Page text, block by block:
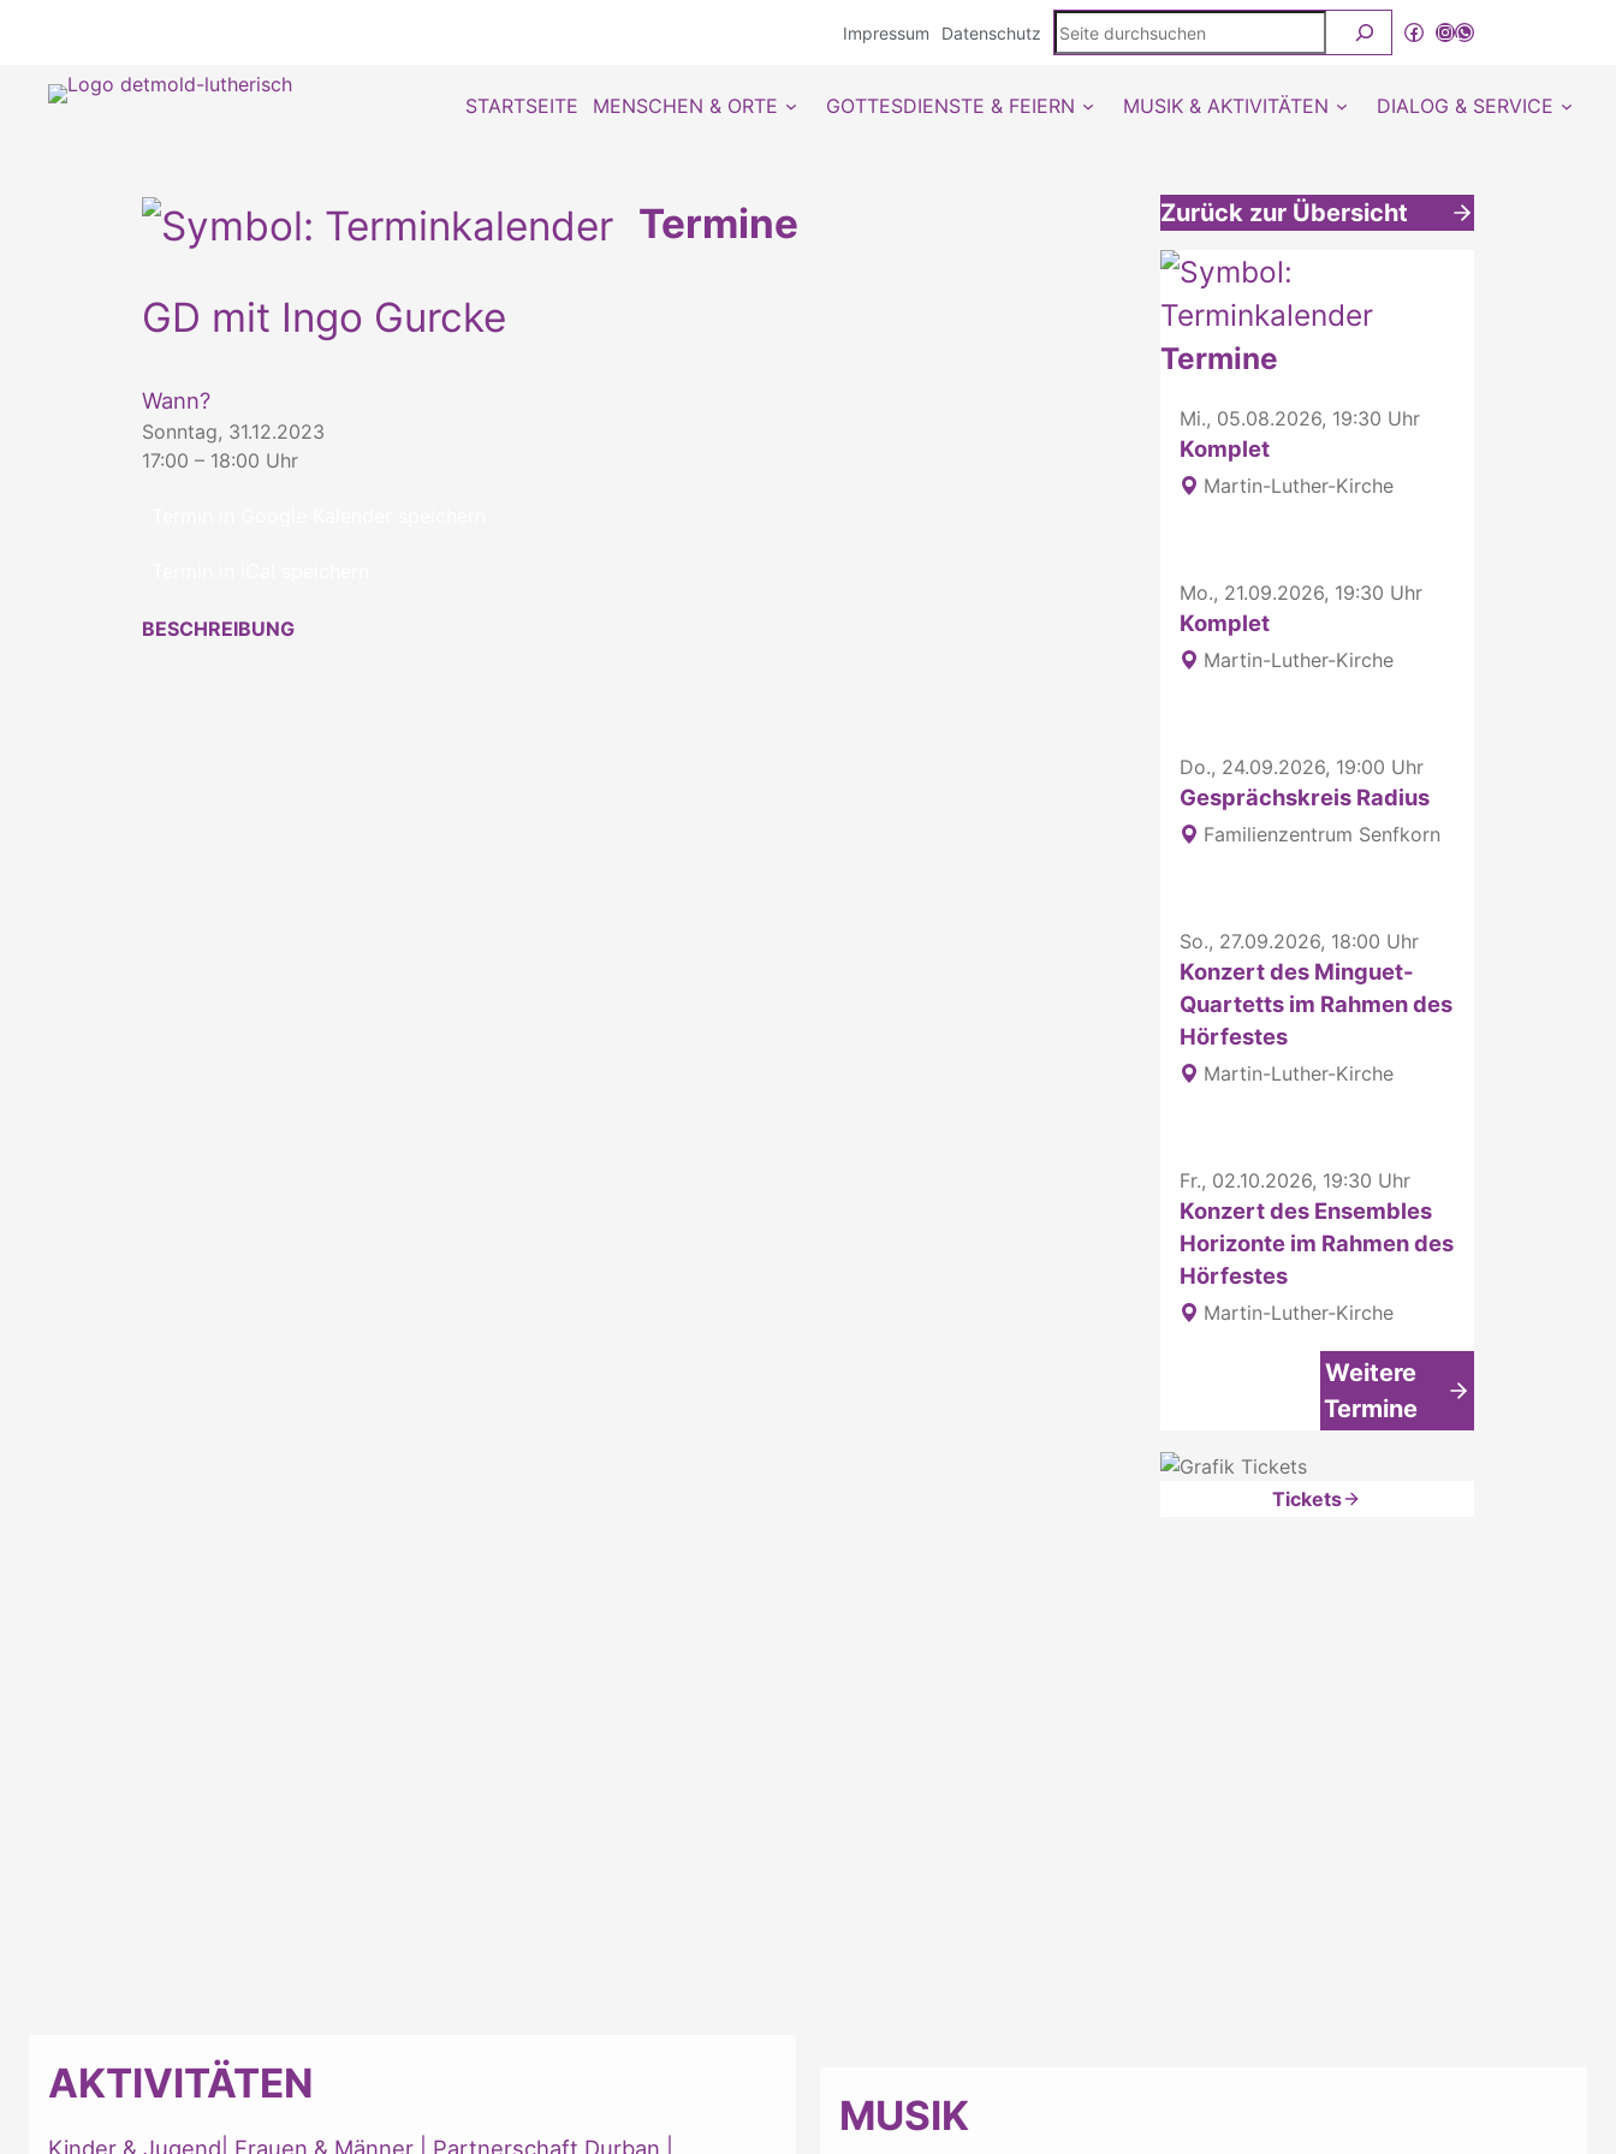
Impressum Datenschutz
Seite
durchsuchen
Facebook
Instagram
WhatsApp Kanal von detmold-lutherisch
STARTSEITE MENSCHEN & ORTE GOTTESDIENSTE & FEIERN MUSIK & AKTIVITÄTEN DIALOG & SERVICE
Termine
GD mit Ingo Gurcke
Wann?
Sonntag, 31.12.2023
17:00 – 18:00 Uhr
BESCHREIBUNG
Zurück zur Übersicht
Weitere interessante Inhalte
Termine
Mi., 05.08.2026, 19:30 Uhr
Komplet
Martin-Luther-Kirche
Mo., 21.09.2026, 19:30 Uhr
Komplet
Martin-Luther-Kirche
Do., 24.09.2026, 19:00 Uhr
Gesprächskreis Radius
Familienzentrum Senfkorn
So., 27.09.2026, 18:00 Uhr
Konzert des Minguet-
Quartetts im Rahmen des
Hörfestes
Martin-Luther-Kirche
Fr., 02.10.2026, 19:30 Uhr
Konzert des Ensembles
Horizonte im Rahmen des
Hörfestes
Martin-Luther-Kirche
Weitere
Termine
Tickets
AKTIVITÄTEN
Kinder & Jugend Frauen & Männer Partnerschaft Durban
MUSIK